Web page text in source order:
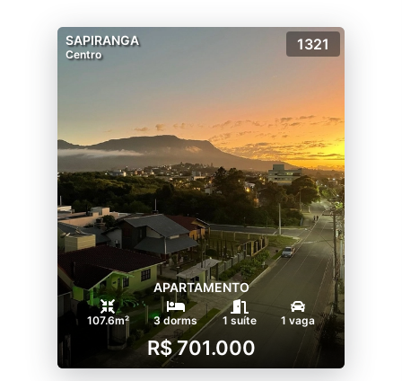
SAPIRANGA
Centro
1321
APARTAMENTO
107.6m² 3 dorms 1 suíte 1 vaga
R$ 701.000